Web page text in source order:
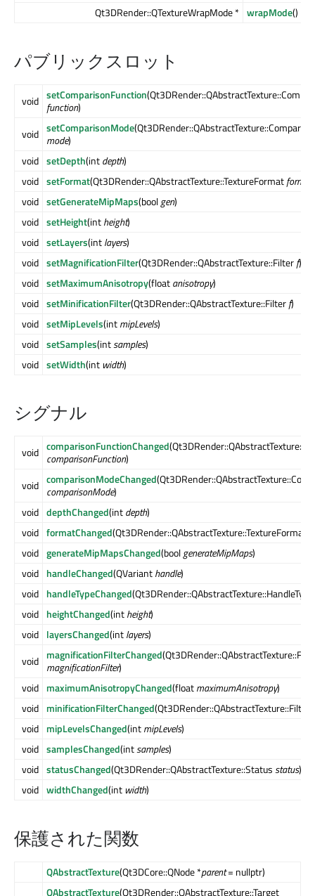
Qt3DRender::QTextureWrapMode * wrapMode()
パブリックスロット
void setComparisonFunction
function)
void setComparisonMode
mode)
void setDepth(intdepth)
void setFormat(Qt3DRender::QAbstractTexture::TextureFormatformat
void setGenerateMipMaps(boolgen)
void setHeight(intheight)
void setLayers(intlayers)
void setMagnificationFilter(Qt3DRender::QAbstractTexture::Filterf)
void setMaximumAnisotropy(floatanisotropy)
void setMinificationFilter(Qt3DRender::QAbstractTexture::Filterf)
void setMipLevels(intmipLevels)
void setSamples(intsamples)
void setWidth(int width)
シグナル
void comparisonFunctionChanged
comparisonFunction)
void comparisonModeChanged
comparisonMode)
void depthChanged(intdepth)
void formatChanged(Qt3DRender::QAbstractTexture::TextureFormat
void generateMipMapsChanged(boolgenerateMipMaps)
void handleChanged(QVarianthandle)
void handleTypeChanged(Qt3DRender::QAbstractTexture::HandleType
void heightChanged(intheight)
void layersChanged(intlayers)
void magnificationFilterChanged
magnificationFilter)
void maximumAnisotropyChanged(floatmaximumAnisotropy)
void minificationFilterChanged(Qt3DRender::QAbstractTexture::Filter
void mipLevelsChanged(intmipLevels)
void samplesChanged(intsamples)
void statusChanged(Qt3DRender::QAbstractTexture::Statusstatus)
void widthChanged(int width)
保護された関数
QAbstractTexture(Qt3DCore::QNode *parent= nullptr)
QAbstractTexture(Qt3DRender::QAbstractTexture::Target